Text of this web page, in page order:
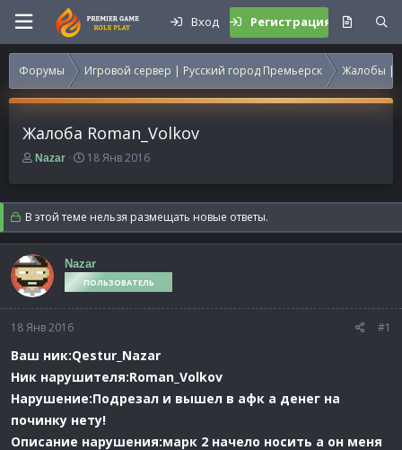
Вход Регистрация
Форумы Игровой сервер | Русский город Премьерск Жалобы |
Жалоба Roman_Volkov
А
т
о
р
т
е
м
ы
Nazar
Д
т
а
н
а
а
л
18 Янв 2016
В этой теме нельзя размещать новые ответы.
Nazar
ПОЛЬЗОВАТЕЛЬ
18 Янв 2016 #1
Ваш ник:Qestur_Nazar
Ник нарушителя:Roman_Volkov
Нарушение:Подрезал и вышел в афк а денег на
починку нету!
Описание нарушения:марк 2 начело носить а он меня